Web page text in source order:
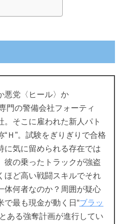
悪党〈ヒール〉か
門の警備会社フォーティ
。そこに雇われた新人パト
“Ｈ”。試験をぎりぎりで合格
に気に留められる存在では
彼の乗ったトラックが強盗
ほど高い戦闘スキルでそれ
体何者なのか？周囲が疑心
で最も現金が動く日“ブラッ
ある強奪計画が進行してい